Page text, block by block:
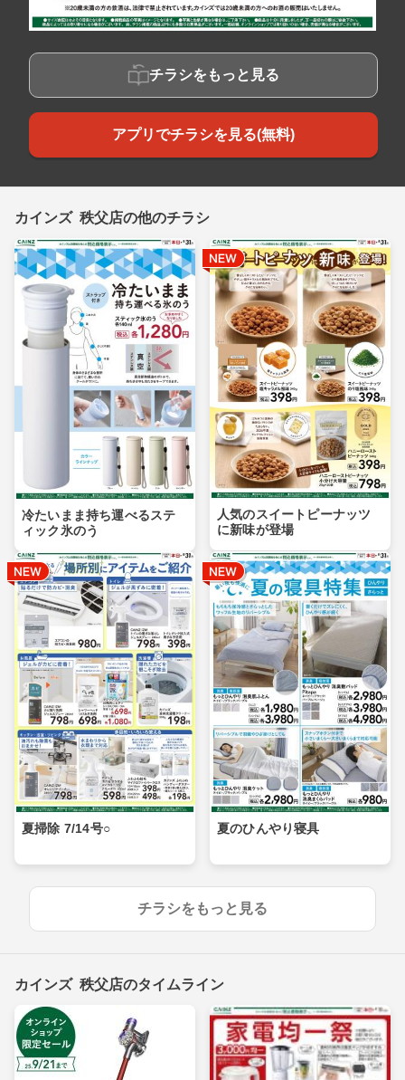
チラシをもっと見る
アプリでチラシを見る(無料)
カインズ 秩父店の他のチラシ
冷たいまま持ち運べるステ
ィック氷のう
人気のスイートピーナッツ
に新味が登場
夏掃除 7/14号○ 夏のひんやり寝具
チラシをもっと見る
カインズ 秩父店のタイムライン